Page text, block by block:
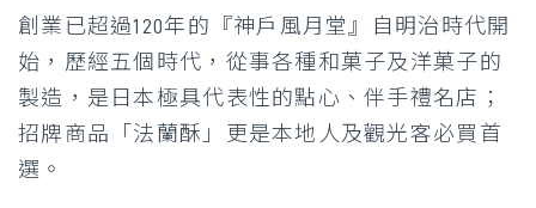
創業已超過120年的『神戶風月堂』自明治時代開
始，歷經五個時代，從事各種和菓子及洋菓子的
製造，是日本極具代表性的點心、伴手禮名店；
招牌商品「法蘭酥」更是本地人及觀光客必買首
選。